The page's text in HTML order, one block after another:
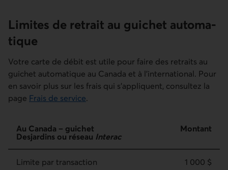
Limites de retrait au guichet automa­
tique
Votre carte de débit est utile pour faire des retraits au
guichet automatique au Canada et à l'international. Pour
en savoir plus sur les frais qui s'appliquent, consultez la
page Frais de service.
Au Canada – guichet
Desjardins ou réseau Interac
Montant
Limite par transaction 1 000 $